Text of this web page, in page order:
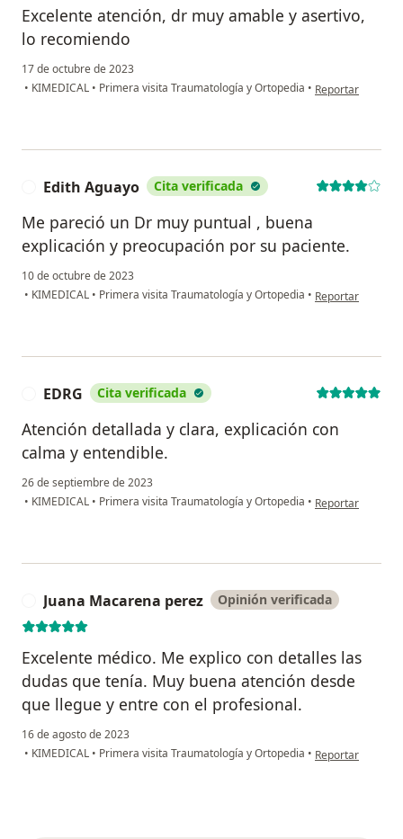
Excelente atención, dr muy amable y asertivo,
lo recomiendo
17 de octubre de 2023
• KIMEDICAL • Primera visita Traumatología y Ortopedia • en opinión del
Reportar
Edith Aguayo Cita verificada
Me pareció un Dr muy puntual , buena
explicación y preocupación por su paciente.
10 de octubre de 2023
• KIMEDICAL • Primera visita Traumatología y Ortopedia • en opinión del
Reportar
EDRG Cita verificada
Atención detallada y clara, explicación con
calma y entendible.
26 de septiembre de 2023
• KIMEDICAL • Primera visita Traumatología y Ortopedia • en opinión del
Reportar
Juana Macarena perez Opinión verificada
Excelente médico. Me explico con detalles las
dudas que tenía. Muy buena atención desde
que llegue y entre con el profesional.
16 de agosto de 2023
• KIMEDICAL • Primera visita Traumatología y Ortopedia • en opinión del
Reportar